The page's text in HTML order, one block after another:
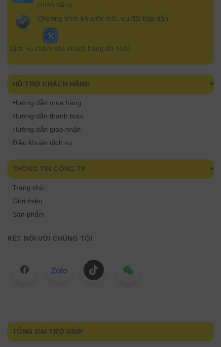
chính hãng
Chương trình khuyến mãi, ưu đãi hấp dẫn
Dịch vụ chăm sóc khách hàng tốt nhất.
HỖ TRỢ KHÁCH HÀNG
Hướng dẫn mua hàng
Hướng dẫn thanh toán
Hướng dẫn giao nhận
Điều khoản dịch vụ
THÔNG TIN CÔNG TY
Trang chủ
Giới thiệu
Sản phẩm
KẾT NỐI VỚI CHÚNG TÔI
TỔNG ĐÀI TRỢ GIÚP